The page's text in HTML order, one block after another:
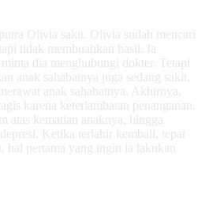
Olivia sakit. Olivia sudah mencari
tidak membuahkan hasil. Ia
dia menghubungi dokter. Tetapi
anak sahabatnya juga sedang sakit,
anak sahabatnya. Akhirnya,
karena keterlambatan penanganan.
atas kematian anaknya, hingga
Ketika terlahir kembali, tepat
hal pertama yang ingin ia lakukan